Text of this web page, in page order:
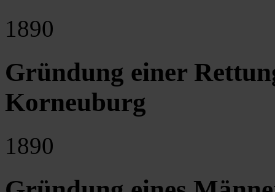
1890
Gründung einer
Korneuburg
1890